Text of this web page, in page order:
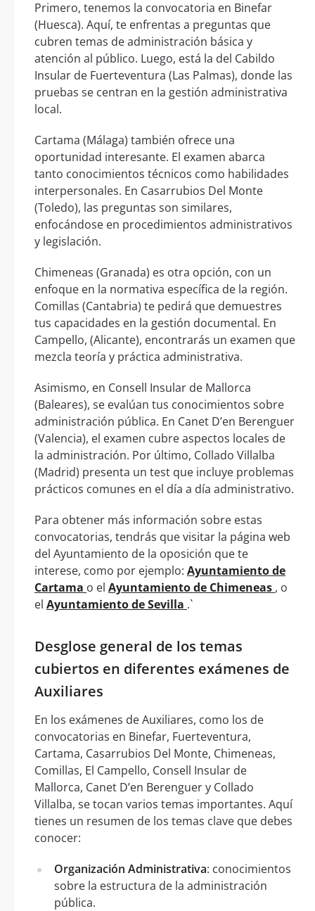
Primero, tenemos la convocatoria en Binefar
(Huesca). Aquí, te enfrentas a preguntas que
cubren temas de administración básica y
atención al público. Luego, está la del Cabildo
Insular de Fuerteventura (Las Palmas), donde las
pruebas se centran en la gestión administrativa
local.
Cartama (Málaga) también ofrece una
oportunidad interesante. El examen abarca
tanto conocimientos técnicos como habilidades
interpersonales. En Casarrubios Del Monte
(Toledo), las preguntas son similares,
enfocándose en procedimientos administrativos
y legislación.
Chimeneas (Granada) es otra opción, con un
enfoque en la normativa específica de la región.
Comillas (Cantabria) te pedirá que demuestres
tus capacidades en la gestión documental. En
Campello, (Alicante), encontrarás un examen que
mezcla teoría y práctica administrativa.
Asimismo, en Consell Insular de Mallorca
(Baleares), se evalúan tus conocimientos sobre
administración pública. En Canet D’en Berenguer
(Valencia), el examen cubre aspectos locales de
la administración. Por último, Collado Villalba
(Madrid) presenta un test que incluye problemas
prácticos comunes en el día a día administrativo.
Para obtener más información sobre estas
convocatorias, tendrás que visitar la página web
del Ayuntamiento de la oposición que te
interese, como por ejemplo: Ayuntamiento de
Cartama o el Ayuntamiento de Chimeneas , o
el Ayuntamiento de Sevilla .`
Desglose general de los temas
cubiertos en diferentes exámenes de
Auxiliares
En los exámenes de Auxiliares, como los de
convocatorias en Binefar, Fuerteventura,
Cartama, Casarrubios Del Monte, Chimeneas,
Comillas, El Campello, Consell Insular de
Mallorca, Canet D’en Berenguer y Collado
Villalba, se tocan varios temas importantes. Aquí
tienes un resumen de los temas clave que debes
conocer:
Organización Administrativa: conocimientos
sobre la estructura de la administración
pública.